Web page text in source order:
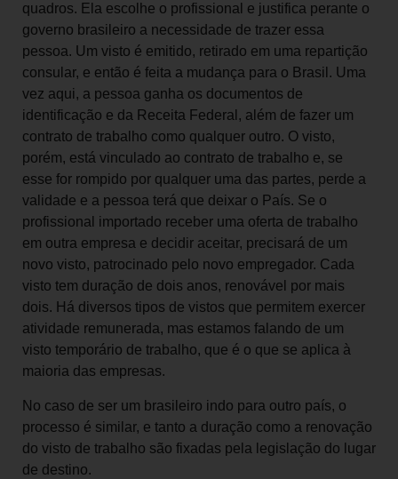
quadros. Ela escolhe o profissional e justifica perante o
governo brasileiro a necessidade de trazer essa
pessoa. Um visto é emitido, retirado em uma repartição
consular, e então é feita a mudança para o Brasil. Uma
vez aqui, a pessoa ganha os documentos de
identificação e da Receita Federal, além de fazer um
contrato de trabalho como qualquer outro. O visto,
porém, está vinculado ao contrato de trabalho e, se
esse for rompido por qualquer uma das partes, perde a
validade e a pessoa terá que deixar o País. Se o
profissional importado receber uma oferta de trabalho
em outra empresa e decidir aceitar, precisará de um
novo visto, patrocinado pelo novo empregador. Cada
visto tem duração de dois anos, renovável por mais
dois. Há diversos tipos de vistos que permitem exercer
atividade remunerada, mas estamos falando de um
visto temporário de trabalho, que é o que se aplica à
maioria das empresas.
No caso de ser um brasileiro indo para outro país, o
processo é similar, e tanto a duração como a renovação
do visto de trabalho são fixadas pela legislação do lugar
de destino.